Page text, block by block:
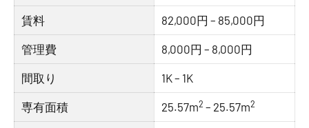
賃料 82,000円 – 85,000円
管理費 8,000円 – 8,000円
間取り 1K – 1K
専有面積 25.57m2 – 25.57m2